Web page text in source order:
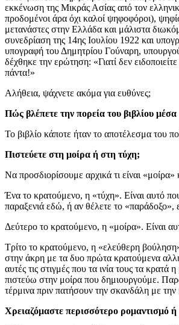
εκκένωση της Μικράς Ασίας από τον
προδομένοι άρα όχι καλοί ψηφοφόροι),
μετανάστες στην Ελλάδα και μάλιστα
συνεδρίαση της 14ης Ιουλίου 1922 και
υπογραφή του Δημητρίου Γούναρη,
δέχθηκε την ερώτηση: «Γιατί δεν
πάντα!»
Αλήθεια, ψάχνετε ακόμα για ευθύνες;
Πώς βλέπετε την πορεία του βιβλίου
Το βιβλίο κάποτε ήταν το αποτέλεσμα του
Πιστεύετε στη μοίρα ή στη τύχη;
Να προσδιορίσουμε αρχικά τι είναι «μοίρα»
Ένα το κρατούμενο, η «τύχη». Είναι αυτό
παραξενιά εδώ, ή αν θέλετε το «παράδοξο»,
Δεύτερο το κρατούμενο, η «μοίρα». Είναι
Τρίτο το κρατούμενο, η «ελεύθερη
στην άκρη με τα δυο πρώτα κρατούμενα
αυτές τις στιγμές που τα ινία τους τα
πιστεύω στην μοίρα που δημιουργούμε.
τέρμινα πριν πατήσουν την σκανδάλη με
Χρειαζόμαστε περισσότερο ρομαντισμό